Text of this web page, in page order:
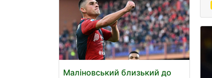
Маліновський близький до